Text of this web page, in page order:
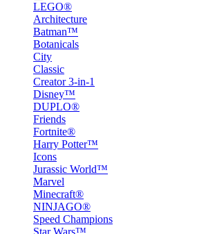
LEGO®
Architecture
Batman™
Botanicals
City
Classic
Creator 3-in-1
Disney™
DUPLO®
Friends
Fortnite®
Harry Potter™
Icons
Jurassic World™
Marvel
Minecraft®
NINJAGO®
Speed Champions
Star Wars™